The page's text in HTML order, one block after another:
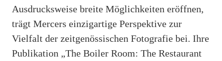
Ausdrucksweise breite Möglichkeiten eröffnen,
trägt Mercers einzigartige Perspektive zur
Vielfalt der zeitgenössischen Fotografie bei. Ihre
Publikation „The Boiler Room: The Restaurant